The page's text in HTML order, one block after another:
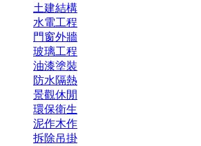
土建結構
水電工程
門窗外牆
玻璃工程
油漆塗裝
防水隔熱
景觀休閒
環保衛生
泥作木作
拆除吊掛